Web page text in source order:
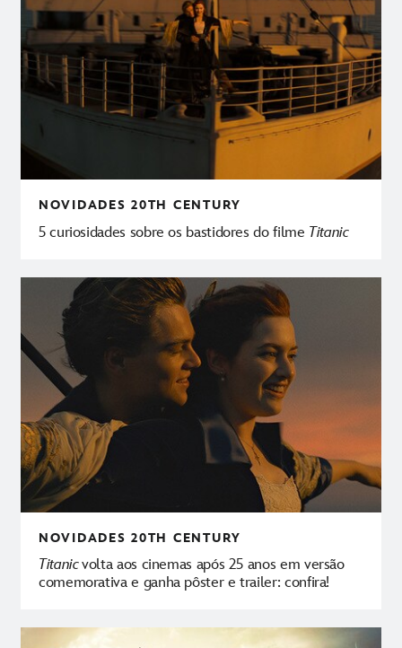
NOVIDADES 20TH CENTURY
5 curiosidades sobre os bastidores do filme Titanic
NOVIDADES 20TH CENTURY
Titanicvolta aos cinemas após 25 anos em versão
comemorativa e ganha pôster e trailer: confira!